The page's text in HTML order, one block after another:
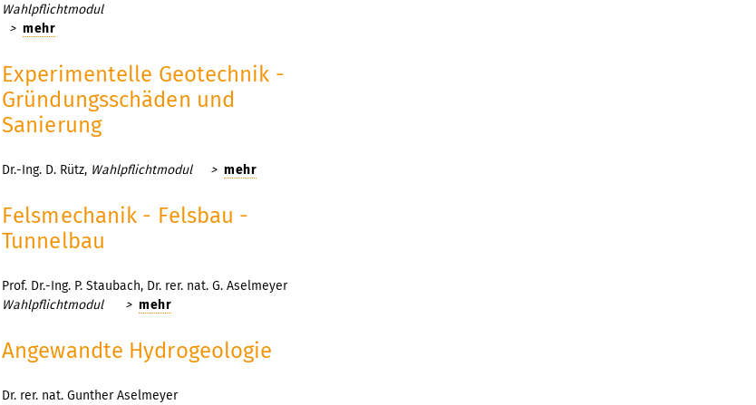
Wahlpflichtmodul
> mehr
Experimentelle Geotechnik -
Gründungsschäden und
Sanierung
Dr.-Ing. D. Rütz, Wahlpflichtmodul > mehr
Felsmechanik - Felsbau -
Tunnelbau
Prof. Dr.-Ing. P. Staubach, Dr. rer. nat. G. Aselmeyer
Wahlpflichtmodul
> mehr
Angewandte Hydrogeologie
Dr. rer. nat. Gunther Aselmeyer